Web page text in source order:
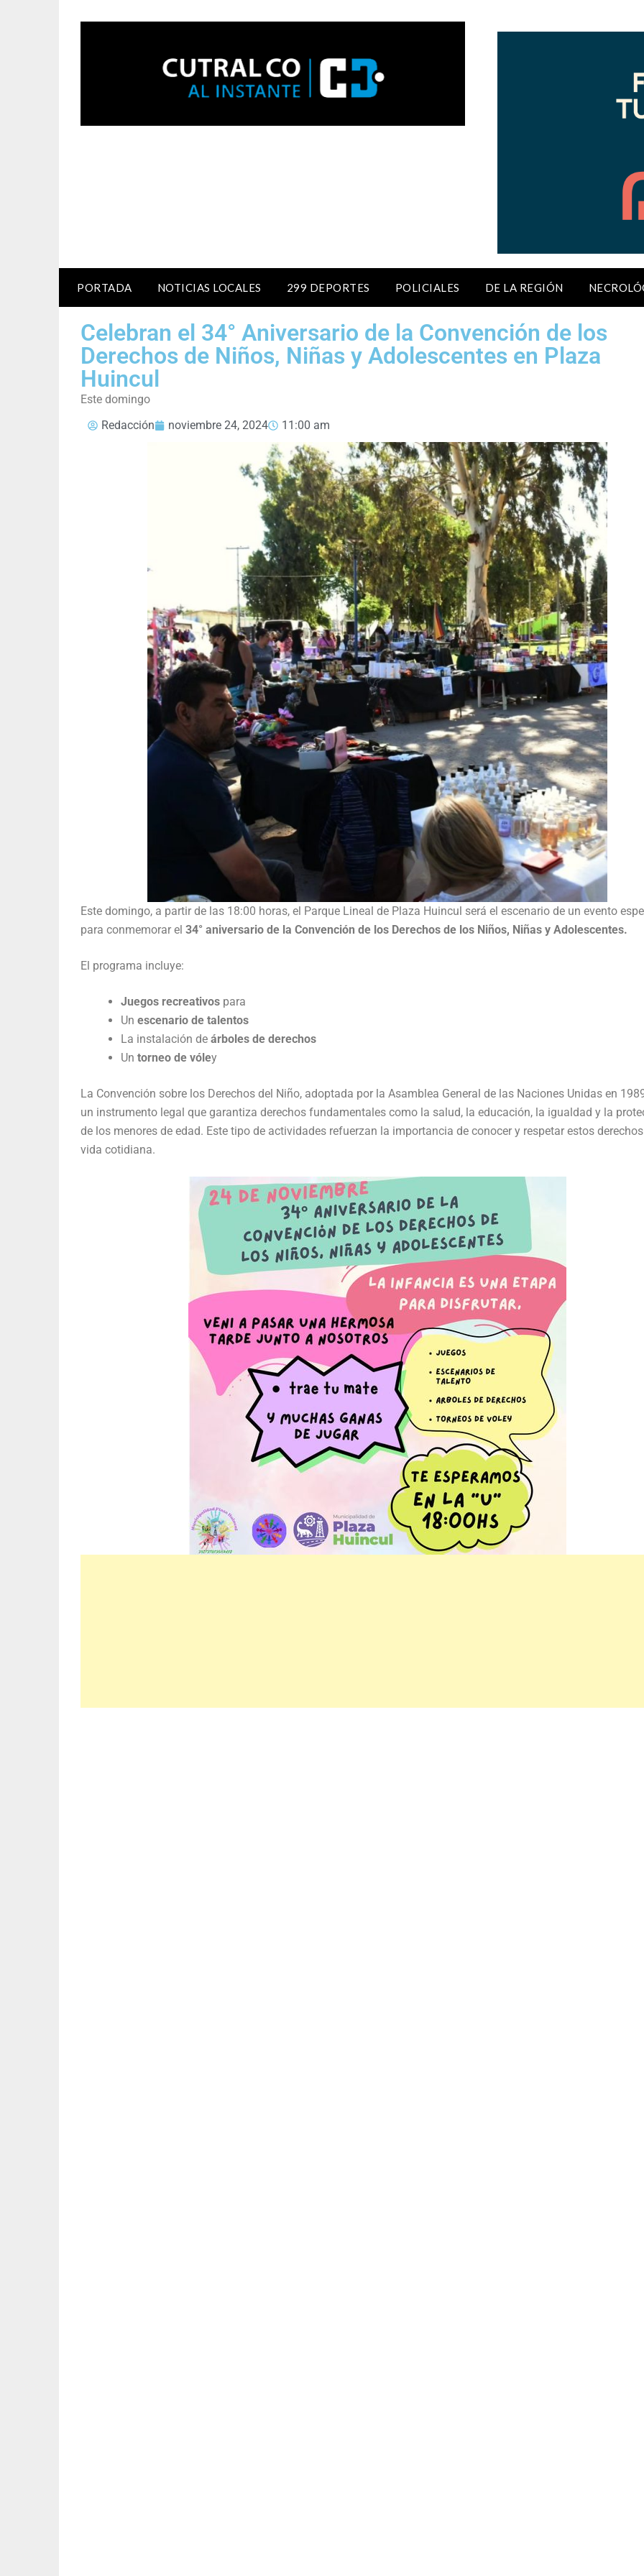
PORTADA NOTICIAS LOCALES 299 DEPORTES POLICIALES DE LA REGIÓN
Celebran el 34° Aniversario de la Convención de los
Derechos de Niños, Niñas y Adolescentes en Plaza
Huincul
Este domingo
Redacción
noviembre 24, 2024 11:00 am
Este domingo, a partir de las 18:00 horas, el Parque Lineal de Plaza Huincul será el escenario de un evento
para conmemorar el 34° aniversario de la Convención de los Derechos de los Niños, Niñas y Adolescentes.
El programa incluye:
Juegos recreativos para
Un escenario de talentos
La instalación de árboles de derechos
Un torneo de vóley
La Convención sobre los Derechos del Niño, adoptada por la Asamblea General de las Naciones Unidas en
un instrumento legal que garantiza derechos fundamentales como la salud, la educación, la igualdad y la
de los menores de edad. Este tipo de actividades refuerzan la importancia de conocer y respetar estos
vida cotidiana.